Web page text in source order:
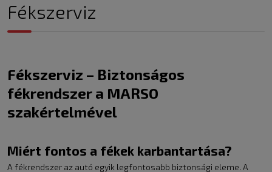
Fékszerviz
Fékszerviz – Biztonságos
fékrendszer a MARSO
szakértelmével
Miért fontos a fékek karbantartása?
A fékrendszer az autó egyik legfontosabb biztonsági eleme. A